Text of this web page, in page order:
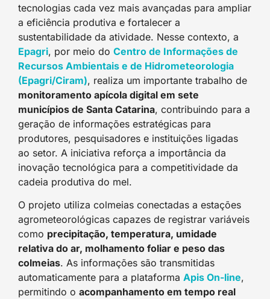
tecnologias cada vez mais avançadas para ampliar
a eficiência produtiva e fortalecer a
sustentabilidade da atividade. Nesse contexto, a
Epagri, por meio do Centro de Informações de
Recursos Ambientais e de Hidrometeorologia
(Epagri/Ciram), realiza um importante trabalho de
monitoramento apícola digital em sete
municípios de Santa Catarina, contribuindo para a
geração de informações estratégicas para
produtores, pesquisadores e instituições ligadas
ao setor. A iniciativa reforça a importância da
inovação tecnológica para a competitividade da
cadeia produtiva do mel.
O projeto utiliza colmeias conectadas a estações
agrometeorológicas capazes de registrar variáveis
como precipitação, temperatura, umidade
relativa do ar, molhamento foliar e peso das
colmeias. As informações são transmitidas
automaticamente para a plataforma Apis On-line,
permitindo o acompanhamento em tempo real